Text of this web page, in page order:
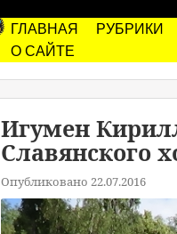
ГЛАВНАЯ РУБРИКИ
О САЙТЕ
Игумен
Славянского
Опубликовано 22.07.2016